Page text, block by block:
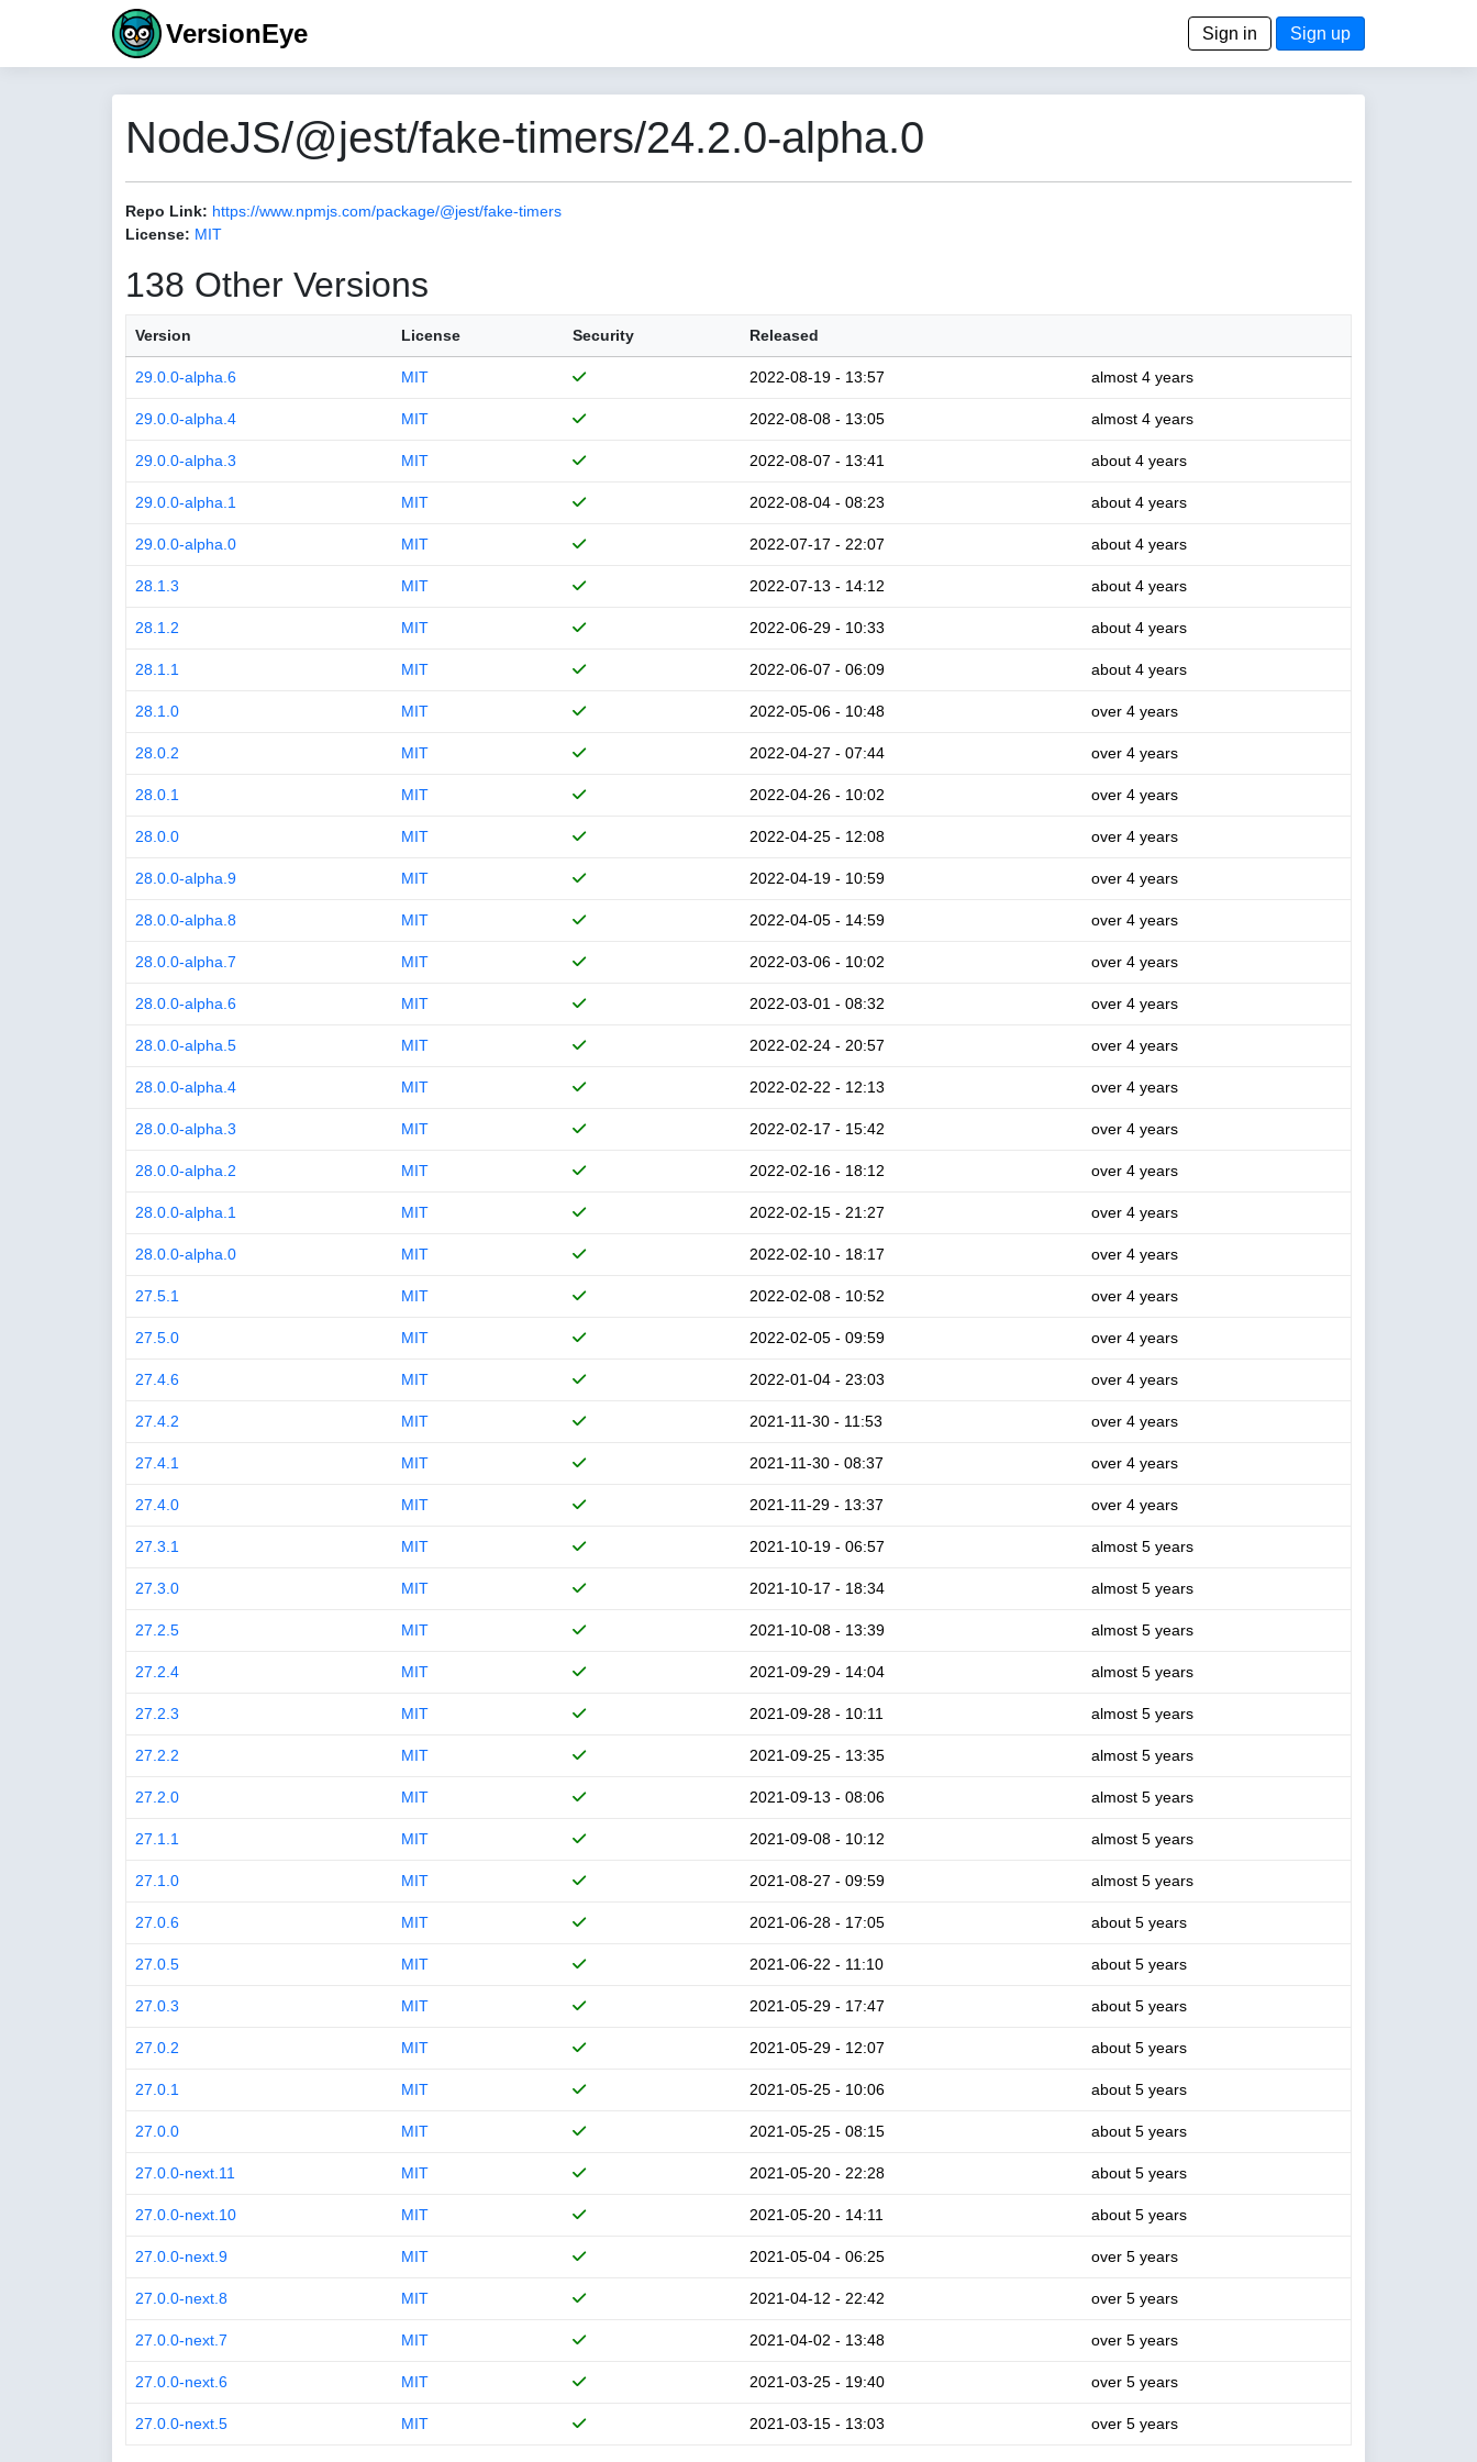
VersionEye Sign in Sign up
NodeJS/@jest/fake-timers/24.2.0-alpha.0
Repo Link: https://www.npmjs.com/package/@jest/fake-timers
License: MIT
138 Other Versions
Version License Security Released
29.0.0-alpha.6 MIT 2022-08-19 - 13:57 almost 4 years
29.0.0-alpha.4 MIT 2022-08-08 - 13:05 almost 4 years
29.0.0-alpha.3 MIT 2022-08-07 - 13:41 about 4 years
29.0.0-alpha.1 MIT 2022-08-04 - 08:23 about 4 years
29.0.0-alpha.0 MIT 2022-07-17 - 22:07 about 4 years
28.1.3 MIT 2022-07-13 - 14:12 about 4 years
28.1.2 MIT 2022-06-29 - 10:33 about 4 years
28.1.1 MIT 2022-06-07 - 06:09 about 4 years
28.1.0 MIT 2022-05-06 - 10:48 over 4 years
28.0.2 MIT 2022-04-27 - 07:44 over 4 years
28.0.1 MIT 2022-04-26 - 10:02 over 4 years
28.0.0 MIT 2022-04-25 - 12:08 over 4 years
28.0.0-alpha.9 MIT 2022-04-19 - 10:59 over 4 years
28.0.0-alpha.8 MIT 2022-04-05 - 14:59 over 4 years
28.0.0-alpha.7 MIT 2022-03-06 - 10:02 over 4 years
28.0.0-alpha.6 MIT 2022-03-01 - 08:32 over 4 years
28.0.0-alpha.5 MIT 2022-02-24 - 20:57 over 4 years
28.0.0-alpha.4 MIT 2022-02-22 - 12:13 over 4 years
28.0.0-alpha.3 MIT 2022-02-17 - 15:42 over 4 years
28.0.0-alpha.2 MIT 2022-02-16 - 18:12 over 4 years
28.0.0-alpha.1 MIT 2022-02-15 - 21:27 over 4 years
28.0.0-alpha.0 MIT 2022-02-10 - 18:17 over 4 years
27.5.1 MIT 2022-02-08 - 10:52 over 4 years
27.5.0 MIT 2022-02-05 - 09:59 over 4 years
27.4.6 MIT 2022-01-04 - 23:03 over 4 years
27.4.2 MIT 2021-11-30 - 11:53 over 4 years
27.4.1 MIT 2021-11-30 - 08:37 over 4 years
27.4.0 MIT 2021-11-29 - 13:37 over 4 years
27.3.1 MIT 2021-10-19 - 06:57 almost 5 years
27.3.0 MIT 2021-10-17 - 18:34 almost 5 years
27.2.5 MIT 2021-10-08 - 13:39 almost 5 years
27.2.4 MIT 2021-09-29 - 14:04 almost 5 years
27.2.3 MIT 2021-09-28 - 10:11 almost 5 years
27.2.2 MIT 2021-09-25 - 13:35 almost 5 years
27.2.0 MIT 2021-09-13 - 08:06 almost 5 years
27.1.1 MIT 2021-09-08 - 10:12 almost 5 years
27.1.0 MIT 2021-08-27 - 09:59 almost 5 years
27.0.6 MIT 2021-06-28 - 17:05 about 5 years
27.0.5 MIT 2021-06-22 - 11:10 about 5 years
27.0.3 MIT 2021-05-29 - 17:47 about 5 years
27.0.2 MIT 2021-05-29 - 12:07 about 5 years
27.0.1 MIT 2021-05-25 - 10:06 about 5 years
27.0.0 MIT 2021-05-25 - 08:15 about 5 years
27.0.0-next.11 MIT 2021-05-20 - 22:28 about 5 years
27.0.0-next.10 MIT 2021-05-20 - 14:11 about 5 years
27.0.0-next.9 MIT 2021-05-04 - 06:25 over 5 years
27.0.0-next.8 MIT 2021-04-12 - 22:42 over 5 years
27.0.0-next.7 MIT 2021-04-02 - 13:48 over 5 years
27.0.0-next.6 MIT 2021-03-25 - 19:40 over 5 years
27.0.0-next.5 MIT 2021-03-15 - 13:03 over 5 years